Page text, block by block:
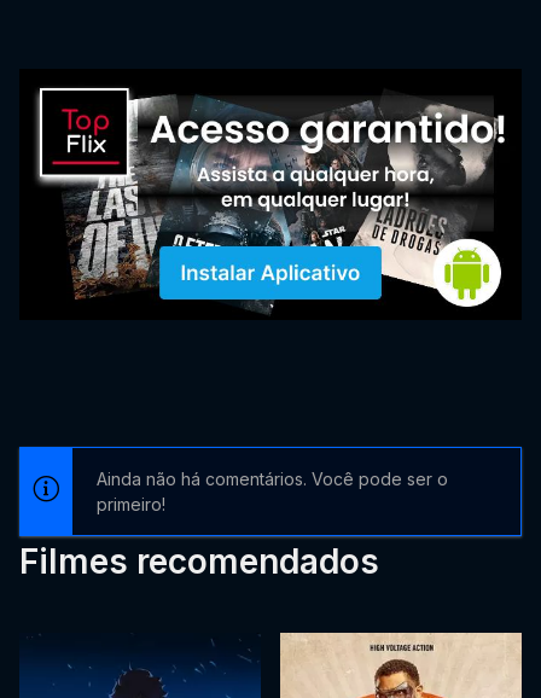
Ainda não há comentários. Você pode ser o
primeiro!
Filmes recomendados